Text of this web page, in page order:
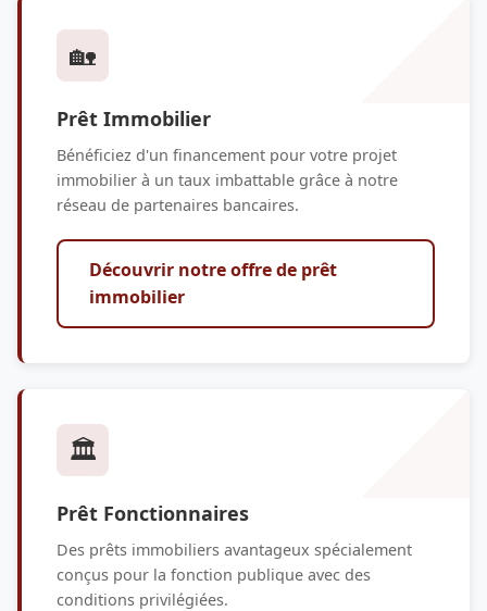
🏡
Prêt Immobilier
Bénéficiez d'un financement pour votre projet
immobilier à un taux imbattable grâce à notre
réseau de partenaires bancaires.
Découvrir notre offre de prêt
immobilier
🏛️
Prêt Fonctionnaires
Des prêts immobiliers avantageux spécialement
conçus pour la fonction publique avec des
conditions privilégiées.